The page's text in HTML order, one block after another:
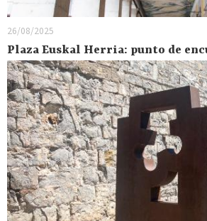
26/08/2025
Plaza Euskal Herria: punto de